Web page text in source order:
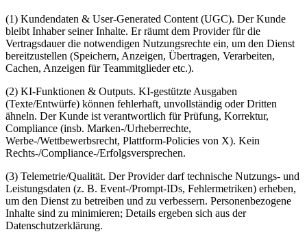
(1) Kundendaten & User-Generated Content (UGC). Der Kunde
bleibt Inhaber seiner Inhalte. Er räumt dem Provider für die
Vertragsdauer die notwendigen Nutzungsrechte ein, um den Dienst
bereitzustellen (Speichern, Anzeigen, Übertragen, Verarbeiten,
Cachen, Anzeigen für Teammitglieder etc.).
(2) KI-Funktionen & Outputs. KI-gestützte Ausgaben
(Texte/Entwürfe) können fehlerhaft, unvollständig oder Dritten
ähneln. Der Kunde ist verantwortlich für Prüfung, Korrektur,
Compliance (insb. Marken-/Urheberrechte,
Werbe-/Wettbewerbsrecht, Plattform-Policies von X). Kein
Rechts-/Compliance-/Erfolgsversprechen.
(3) Telemetrie/Qualität. Der Provider darf technische Nutzungs- und
Leistungsdaten (z. B. Event-/Prompt-IDs, Fehlermetriken) erheben,
um den Dienst zu betreiben und zu verbessern. Personenbezogene
Inhalte sind zu minimieren; Details ergeben sich aus der
Datenschutzerklärung.